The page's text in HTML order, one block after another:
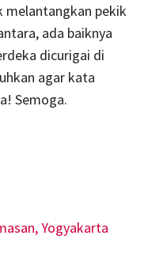
melantangkan pekik
ada baiknya
dicurigai di
agar kata
Semoga.
Yogyakarta